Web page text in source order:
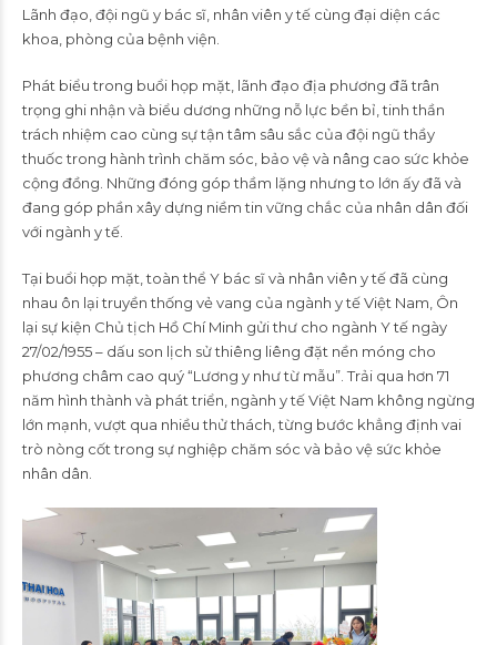
Lãnh đạo, đội ngũ y bác sĩ, nhân viên y tế cùng đại diện các
khoa, phòng của bệnh viện.
Phát biểu trong buổi họp mặt, lãnh đạo địa phương đã trân
trọng ghi nhận và biểu dương những nỗ lực bền bỉ, tinh thần
trách nhiệm cao cùng sự tận tâm sâu sắc của đội ngũ thầy
thuốc trong hành trình chăm sóc, bảo vệ và nâng cao sức khỏe
cộng đồng. Những đóng góp thầm lặng nhưng to lớn ấy đã và
đang góp phần xây dựng niềm tin vững chắc của nhân dân đối
với ngành y tế.
Tại buổi họp mặt, toàn thể Y bác sĩ và nhân viên y tế đã cùng
nhau ôn lại truyền thống vẻ vang của ngành y tế Việt Nam, Ôn
lại sự kiện Chủ tịch Hồ Chí Minh gửi thư cho ngành Y tế ngày
27/02/1955 – dấu son lịch sử thiêng liêng đặt nền móng cho
phương châm cao quý “Lương y như từ mẫu”. Trải qua hơn 71
năm hình thành và phát triển, ngành y tế Việt Nam không ngừng
lớn mạnh, vượt qua nhiều thử thách, từng bước khẳng định vai
trò nòng cốt trong sự nghiệp chăm sóc và bảo vệ sức khỏe
nhân dân.